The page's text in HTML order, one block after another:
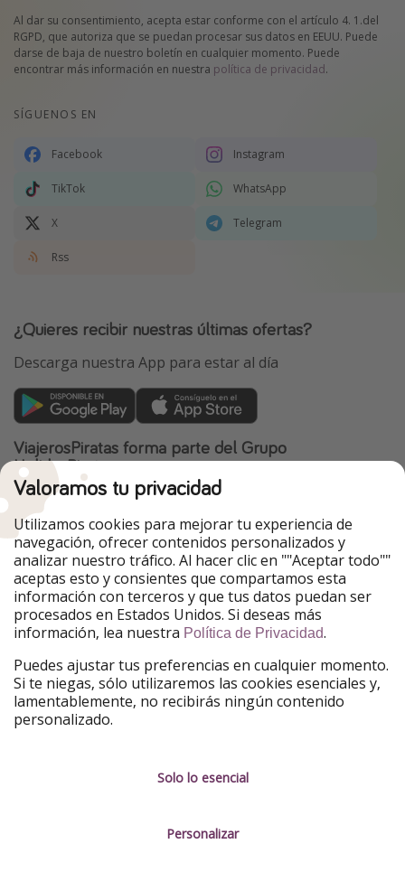
Al dar su consentimiento, acepta estar conforme con el artículo 4. 1.del
RGPD, que autoriza que se puedan procesar sus datos en EEUU. Puede
darse de baja de nuestro boletín en cualquier momento. Puede
encontrar más información en nuestra política de privacidad.
SÍGUENOS EN
Facebook Instagram
TikTok WhatsApp
X Telegram
Rss
¿Quieres recibir nuestras últimas ofertas?
Descarga nuestra App para estar al día
ViajerosPiratas forma parte del Grupo
HolidayPirates
Nuestros mercados
PiratinViaggio
HolidayPirates
VakantiePiraten
WakacyjniPiraci
VoyagesPirates
Ferienpiraten
Urlaubspiraten
Urlaubspiraten
TravelPirates
Nuestro grupo
HolidayPirates Group
Conócenos mejor
Sobre ViajerosPiratas
Información legal
Gestionar servicios
Valoramos tu privacidad
Utilizamos cookies para mejorar tu experiencia de
navegación, ofrecer contenidos personalizados y
analizar nuestro tráfico. Al hacer clic en ""Aceptar todo""
aceptas esto y consientes que compartamos esta
información con terceros y que tus datos puedan ser
procesados en Estados Unidos. Si deseas más
información, lea nuestra Política de Privacidad.
Puedes ajustar tus preferencias en cualquier momento.
Si te niegas, sólo utilizaremos las cookies esenciales y,
lamentablemente, no recibirás ningún contenido
personalizado.
Solo lo esencial
Personalizar